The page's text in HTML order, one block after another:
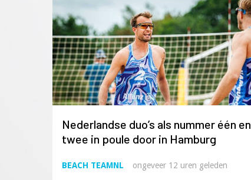
Nederlandse duo’s als nummer één en
twee in poule door in Hamburg
BEACH TEAMNL ongeveer 12 uren geleden